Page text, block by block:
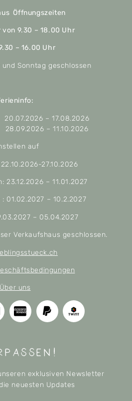
Öffnungszeiten
von 9.30 – 18.00 Uhr
– 16.00 Uhr
Sonntag geschlossen
– 17.08.2026
– 11.10.2026
auf
27.10.2026
23.12.2026 – 11.01.2027
01.02.2027 – 10.2.2027
– 05.04.2027
Verkaufshaus geschlossen.
Über uns
exklusiven Newsletter
neuesten Updates